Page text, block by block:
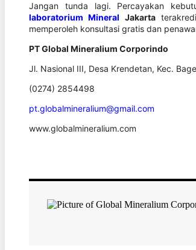
Jangan tunda lagi. Percayakan
laboratorium Mineral Jakarta
memperoleh konsultasi gratis dan
PT Global Mineralium Corporindo
Jl. Nasional III, Desa Krendetan, Kec.
(0274) 2854498
pt.globalmineralium@gmail.com
www.globalmineralium.com